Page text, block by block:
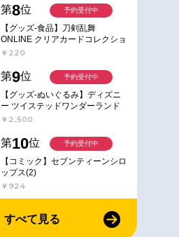
第8位
【グッズ-食品】刀剣乱舞
ONLINE クリアカードコレクショ
ンガム
￥220
予約受付中
第9位
【グッズ-ぬいぐるみ】ディズニ
ー ツイステッドワンダーランド
ミニミニぬいぐるみ(クラブ・ウ
￥2,500
予約受付中
第10位
【コミック】セブンティーンシロ
ップス(2)
￥924
予約受付中
すべて見る